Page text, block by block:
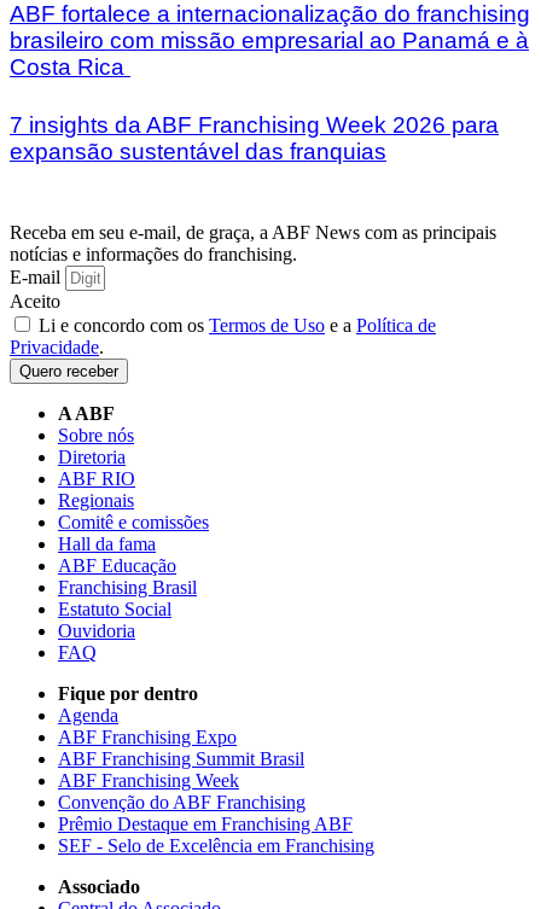
ABF fortalece a internacionalização do franchising
brasileiro com missão empresarial ao Panamá e à
Costa Rica
7 insights da ABF Franchising Week 2026 para
expansão sustentável das franquias
Receba em seu e-mail, de graça, a ABF News com as principais
notícias e informações do franchising.
E-mail
Aceito
Li e concordo com os Termos de Uso e a Política de
Privacidade.
Quero receber
A ABF
Sobre nós
Diretoria
ABF RIO
Regionais
Comitê e comissões
Hall da fama
ABF Educação
Franchising Brasil
Estatuto Social
Ouvidoria
FAQ
Fique por dentro
Agenda
ABF Franchising Expo
ABF Franchising Summit Brasil
ABF Franchising Week
Convenção do ABF Franchising
Prêmio Destaque em Franchising ABF
SEF - Selo de Excelência em Franchising
Associado